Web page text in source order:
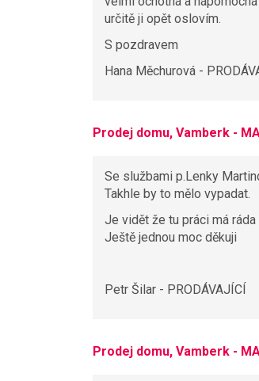
určitě ji opět oslovím.
S pozdravem
Hana Měchurová -
Prodej domu, Vamberk -
Se službami p.Lenky
Takhle by to mělo vypadat.
Je vidět že tu práci má
Ještě jednou moc děkuji
Petr Šilar - PRODÁVAJÍCÍ
Prodej domu, Vamberk -